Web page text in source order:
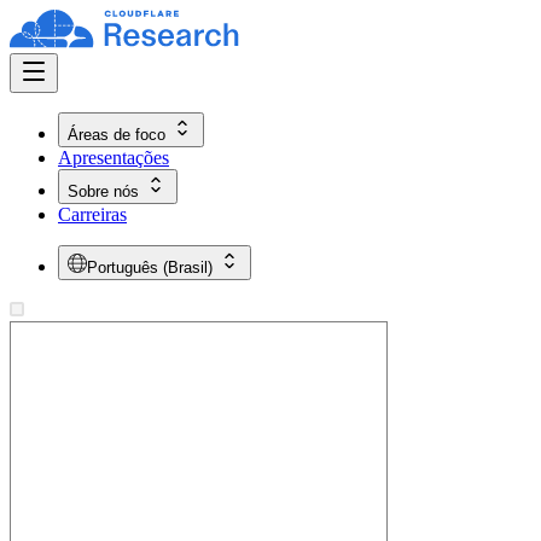
Áreas de foco
Apresentações
Sobre nós
Carreiras
Português (Brasil)